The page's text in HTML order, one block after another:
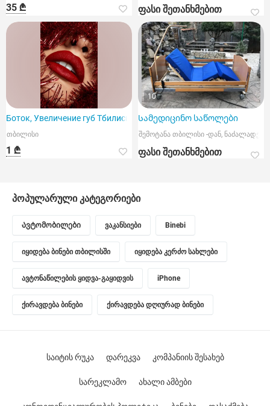
35 ₾ ფასი შეთანხმებით
Боток, Увеличение губ Тбилиси
თბილისი
1 ₾
10
Სამედიცინო საწოლები
შემოტანა თბილისი -დან,
ფასი შეთანხმებით
პოპულარული კატეგორიები
Ავტომობილები ვაკანსიები Binebi
იყიდება ბინები თბილისში იყიდება კერძო სახლები
ავტონაწილების ყიდვა-გაყიდვის iPhone
ქირავდება ბინები ქირავდება დღიურად ბინები
საიტის რუკა დარეკვა კომპანიის შესახებ
სარეკლამო ახალი ამბები